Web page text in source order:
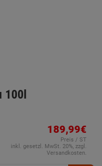
100l
189,99€
Preis / ST
inkl. gesetzl. MwSt. 20%, zzgl.
Versandkosten.